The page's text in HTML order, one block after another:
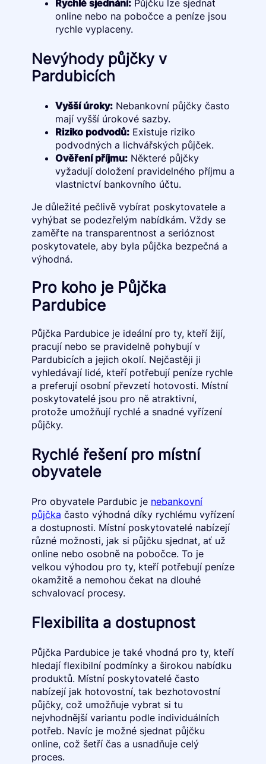
Rychlé sjednání:Půjčku lze sjednat
online nebo na pobočce a peníze jsou
rychle vyplaceny.
Nevýhody půjčky v
Pardubicích
Vyšší úroky:Nebankovní půjčky často
mají vyšší úrokové sazby.
Riziko podvodů:Existuje riziko
podvodných a lichvářských půjček.
Ověření příjmu:Některé půjčky
vyžadují doložení pravidelného příjmu a
vlastnictví bankovního účtu.
Je důležité pečlivě vybírat poskytovatele a
vyhýbat se podezřelým nabídkám. Vždy se
zaměřte na transparentnost a serióznost
poskytovatele, aby byla půjčka bezpečná a
výhodná.
Pro koho je Půjčka
Pardubice
Půjčka Pardubice je ideální pro ty, kteří žijí,
pracují nebo se pravidelně pohybují v
Pardubicích a jejich okolí. Nejčastěji ji
vyhledávají lidé, kteří potřebují peníze rychle
a preferují osobní převzetí hotovosti. Místní
poskytovatelé jsou pro ně atraktivní,
protože umožňují rychlé a snadné vyřízení
půjčky.
Rychlé řešení pro místní
obyvatele
Pro obyvatele Pardubic je nebankovní
půjčka často výhodná díky rychlému vyřízení
a dostupnosti. Místní poskytovatelé nabízejí
různé možnosti, jak si půjčku sjednat, ať už
online nebo osobně na pobočce. To je
velkou výhodou pro ty, kteří potřebují peníze
okamžitě a nemohou čekat na dlouhé
schvalovací procesy.
Flexibilita a dostupnost
Půjčka Pardubice je také vhodná pro ty, kteří
hledají flexibilní podmínky a širokou nabídku
produktů. Místní poskytovatelé často
nabízejí jak hotovostní, tak bezhotovostní
půjčky, což umožňuje vybrat si tu
nejvhodnější variantu podle individuálních
potřeb. Navíc je možné sjednat půjčku
online, což šetří čas a usnadňuje celý
proces.